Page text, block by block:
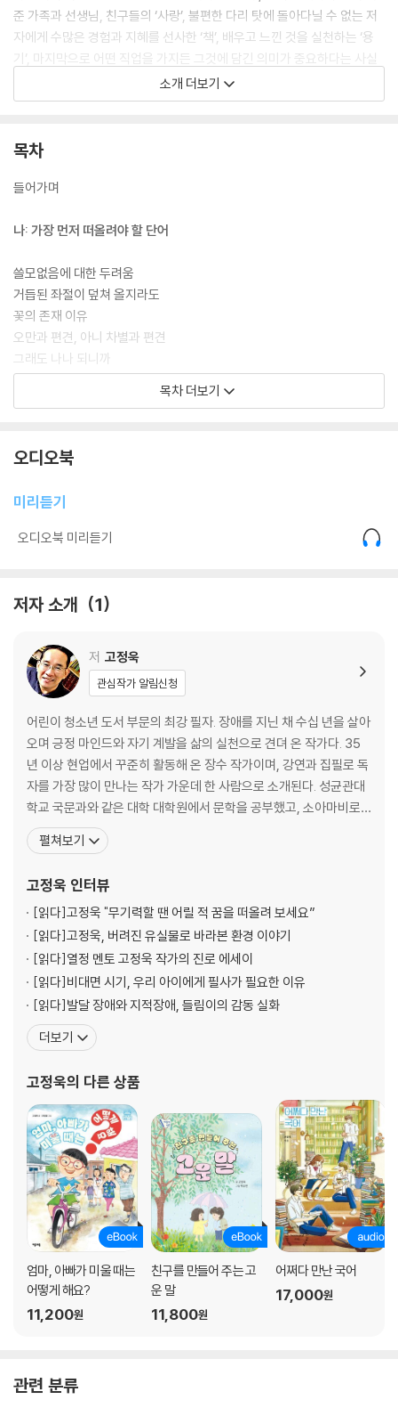
준 가족과 선생님, 친구들의 ‘사랑’, 불편한 다리 탓에 돌아다닐 수 없는 저
자에게 수많은 경험과 지혜를 선사한 ‘책’, 배우고 느낀 것을 실천하는 ‘용
기’, 마지막으로 어떤 직업을 가지든 그것에 담긴 의미가 중요하다는 사실
과 해야 할 일을 알려준 ‘소명’이다.
니는 저자는 청중에게 ‘소명을 찾으라’고 말한다. 장애 탓에 수없이 넘어져
바로 소명이기 때문이다.
소개 더보기
목차
들어가며
나: 가장 먼저 떠올려야 할 단어
쓸모없음에 대한 두려움
거듭된 좌절이 덮쳐 올지라도
꽃의 존재 이유
오만과 편견, 아니 차별과 편견
그래도 나나 되니까
꼬장꼬장한 이메일주소
포클레인과 무게추의 관계
어릴 적 소원
멘토 이야기
사라진 단체 메신저 방
내 곁의 도반
익명의 선행자
도움의 나비효과
책: 인생의 변환점이 되는 단어
지금의 나를 만든 힘
책에서 발견한 길
만화책도 책이다
책이 사라진 세상
책 쓰는 마음
모두가 공감할 수 있는 글
연필의 역할
새 신문, 새 작품 그리고 새 삶
용기: 변화를 이끌어 내는 단어
울보였던 아이
두만강 흐르듯이
작가만의 초능력
틀 밖으로 나갈 결심
작지만 강한 대화
홍보하는 자동차
에너지 창고
직업은 바꾸라고 있는 것
소명: 삶을 충만하게 만드는 단어
헬렌 켈러와 은총이
돌아다님의 행복
목차 더보기
오디오북
미리듣기
오디오북 미리듣기
저자 소개 1
저 고정욱
관심작가 알림신청
어린이 청소년 도서 부문의 최강 필자. 장애를 지닌 채 수십 년을 살아
오며 긍정 마인드와 자기 계발을 삶의 실천으로 견뎌 온 작가다. 35
년 이상 현업에서 꾸준히 활동해 온 장수 작가이며, 강연과 집필로 독
자를 가장 많이 만나는 작가 가운데 한 사람으로 소개된다. 성균관대
학교 국문과와 같은 대학 대학원에서 문학을 공부했고, 소아마비로
인해 중증 장애를 갖게 되었지만 각종 사회활동으로 장애인이 차별
받지 않는 세상을 만들기 위해 노력하고 있다. 문화일보 신춘문예에
이 발표해 새로운 장르를 개척했다는 평가를 받는다. 『
펼쳐보기
고정욱 인터뷰
[읽다]고정욱 "무기력할 땐 어릴 적 꿈을 떠올려 보세요”
[읽다]고정욱, 버려진 유실물로 바라본 환경 이야기
[읽다]열정 멘토 고정욱 작가의 진로 에세이
[읽다]비대면 시기, 우리 아이에게 필사가 필요한 이유
[읽다]발달 장애와 지적장애, 들림이의 감동 실화
더보기
고정욱의 다른 상품
엄마, 아빠가 미울 때는
어떻게 해요?
11,200원
친구를 만들어 주는 고
운 말
11,800원
어쩌다 만난 국어
17,000원
관련 분류